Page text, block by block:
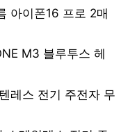
아이폰16 프로 2매
M3 블루투스 헤
레스 전기 주전자 무